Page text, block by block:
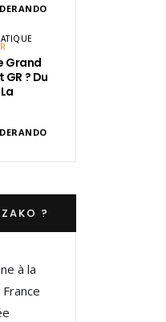
Grand
? Du
?
à la